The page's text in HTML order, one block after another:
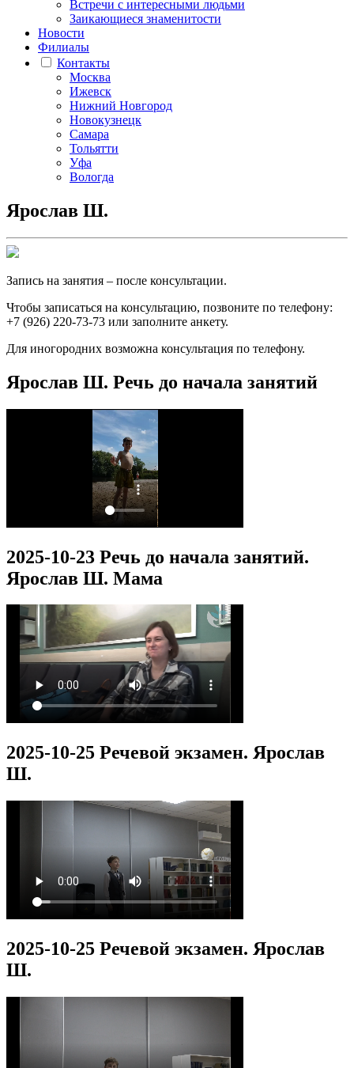
Встречи с интересными людьми
Заикающиеся знаменитости
Новости
Филиалы
Контакты
Москва
Ижевск
Нижний Новгород
Новокузнецк
Самара
Тольятти
Уфа
Вологда
Ярослав Ш.
Запись на занятия – после консультации.
Чтобы записаться на консультацию, позвоните по телефону:
+7 (926) 220-73-73 или заполните анкету.
Для иногородних возможна консультация по телефону.
Ярослав Ш. Речь до начала занятий
2025-10-23 Речь до начала занятий.
Ярослав Ш. Мама
2025-10-25 Речевой экзамен. Ярослав
Ш.
2025-10-25 Речевой экзамен. Ярослав
Ш.